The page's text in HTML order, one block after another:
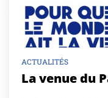
ACTUALITÉS
La venue du